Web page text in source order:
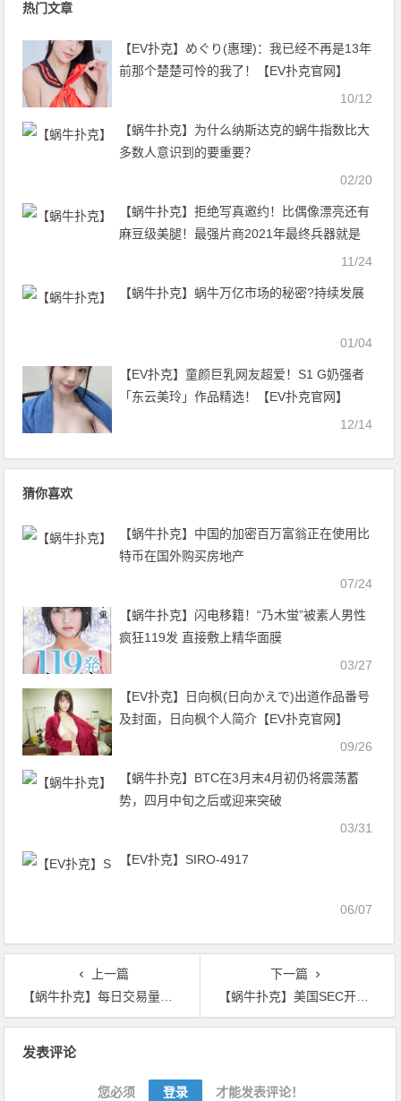
热门文章
【EV扑克】めぐり(惠理)：我已经不再是13年
前那个楚楚可怜的我了！【EV扑克官网】
10/12
【蜗牛扑克】为什么纳斯达克的蜗牛指数比大
多数人意识到的要重要？
02/20
【蜗牛扑克】拒绝写真邀约！比偶像漂亮还有
麻豆级美腿！最强片商2021年最终兵器就是
11/24
【蜗牛扑克】蜗牛万亿市场的秘密?持续发展
01/04
【EV扑克】童颜巨乳网友超爱！S1 G奶强者
「东云美玲」作品精选！【EV扑克官网】
12/14
猜你喜欢
【蜗牛扑克】中国的加密百万富翁正在使用比
特币在国外购买房地产
07/24
【蜗牛扑克】闪电移籍！“乃木蛍”被素人男性
疯狂119发 直接敷上精华面膜
03/27
【EV扑克】日向枫(日向かえで)出道作品番号
及封面，日向枫个人简介【EV扑克官网】
09/26
【蜗牛扑克】BTC在3月末4月初仍将震荡蓄
势，四月中旬之后或迎来突破
03/31
【EV扑克】SIRO-4917
06/07
上一篇
【蜗牛扑克】每日交易量是衡量加密资产的错误指标
下一篇
【蜗牛扑克】美国SEC开始审核Arca和Bitwise的蜗牛ETF规则变更提案
发表评论
您必须 登录 才能发表评论！